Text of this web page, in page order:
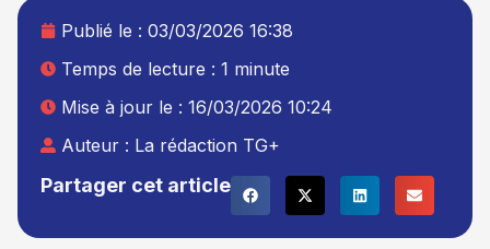
Partager cet article
Publié le : 03/03/2026 16:38
Temps de lecture : 1 minute
Mise à jour le : 16/03/2026 10:24
Auteur : La rédaction TG+